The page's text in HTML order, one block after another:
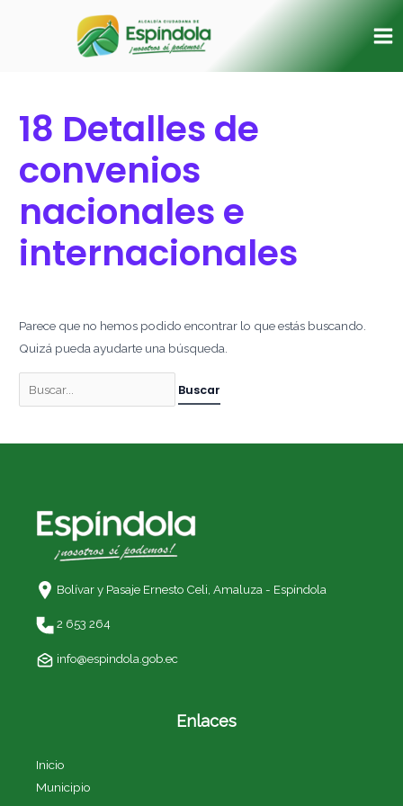
18 Detalles de
convenios
nacionales e
internacionales
Parece que no hemos podido encontrar lo que estás buscando.
Quizá pueda ayudarte una búsqueda.
Bolívar y Pasaje Ernesto Celi, Amaluza - Espíndola
2 653 264
info@espindola.gob.ec
Enlaces
Inicio
Municipio